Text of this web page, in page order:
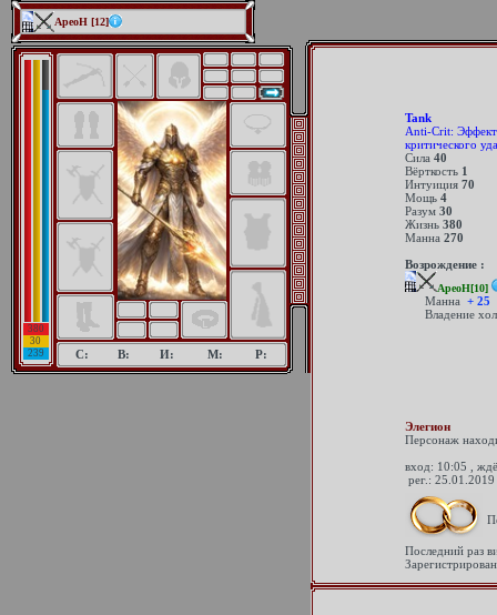
АреоН [12]
380
30
239
С: В: И: М: Р:
Tank
Anti-Crit:
критического
Сила 40
Вёрткость 1
Интуиция 70
Мощь 4
Разум 30
Жизнь 380
Манна 270
Возрождение :
АреоН[10]
Манна + 25
Владение
Элегион
Персонаж
вход: 10:05 ,
рег.: 25.01.2019
Последний раз